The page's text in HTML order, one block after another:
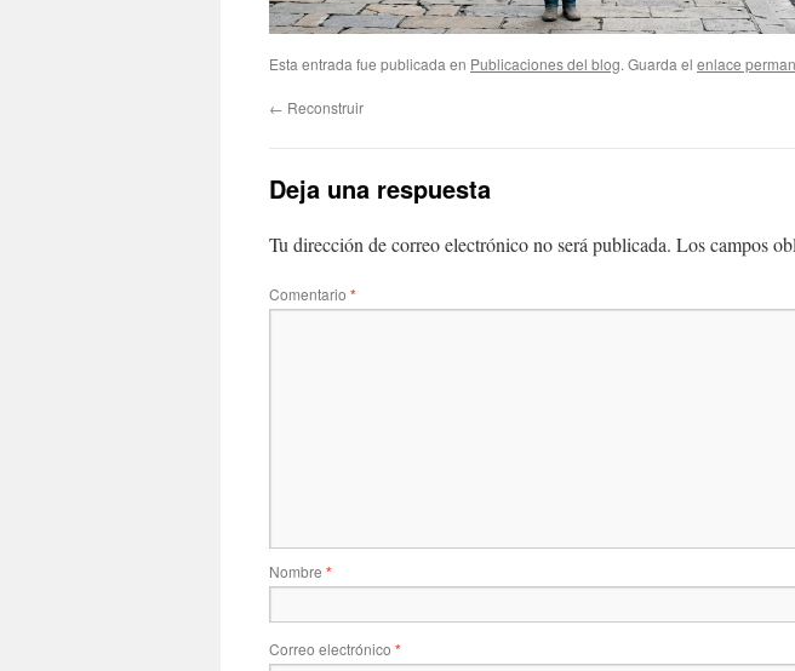
Esta entrada fue publicada en Publicaciones del blog. Guarda el enlace
← Reconstruir
Deja una respuesta
Tu dirección de correo electrónico no será publicada. Los campos
Comentario *
Nombre *
Correo electrónico *